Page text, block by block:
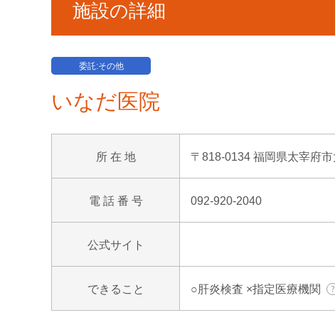
施設の詳細
委託:その他
いなだ医院
所 在 地 〒818-0134 福岡県太宰府
電 話 番 号 092-920-2040
公式サイト
できること ○肝炎検査 ×指定医療機関